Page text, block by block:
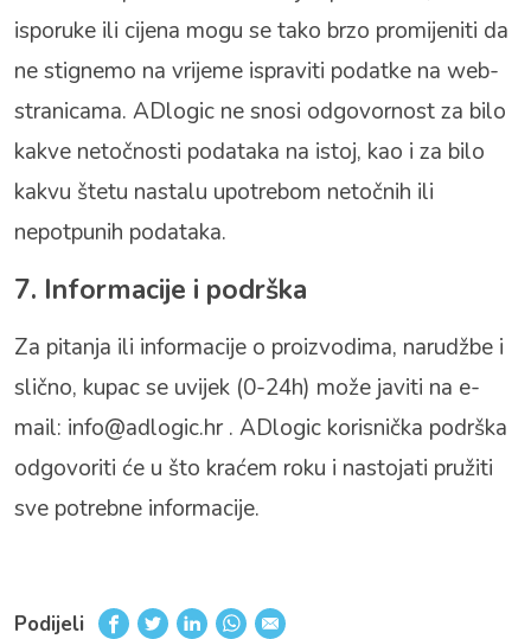
isporuke ili cijena mogu se tako brzo promijeniti da
ne stignemo na vrijeme ispraviti podatke na web-
stranicama. ADlogic ne snosi odgovornost za bilo
kakve netočnosti podataka na istoj, kao i za bilo
kakvu štetu nastalu upotrebom netočnih ili
nepotpunih podataka.
7. Informacije i podrška
Za pitanja ili informacije o proizvodima, narudžbe i
slično, kupac se uvijek (0-24h) može javiti na e-
mail: info@adlogic.hr. ADlogic korisnička podrška
odgovoriti će u što kraćem roku i nastojati pružiti
sve potrebne informacije.
Podijeli